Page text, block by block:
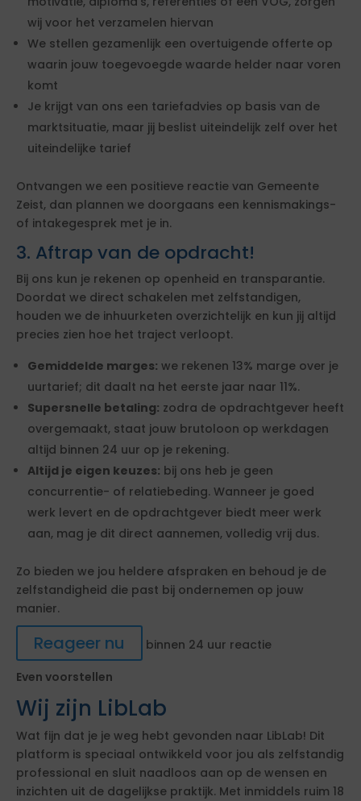
wij voor het verzamelen hiervan
We stellen gezamenlijk een overtuigende offerte op
waarin jouw toegevoegde waarde helder naar voren
komt
Je krijgt van ons een tariefadvies op basis van de
marktsituatie, maar jij beslist uiteindelijk zelf over het
uiteindelijke tarief
Ontvangen we een positieve reactie van Gemeente
Zeist, dan plannen we doorgaans een kennismakings-
of intakegesprek met je in.
3. Aftrap van de opdracht!
Bij ons kun je rekenen op openheid en transparantie.
Doordat we direct schakelen met zelfstandigen,
houden we de inhuurketen overzichtelijk en kun jij altijd
precies zien hoe het traject verloopt.
Gemiddelde marges: we rekenen 13% marge over je
uurtarief; dit daalt na het eerste jaar naar 11%.
Supersnelle betaling: zodra de opdrachtgever heeft
overgemaakt, staat jouw brutoloon op werkdagen
altijd binnen 24 uur op je rekening.
Altijd je eigen keuzes: bij ons heb je geen
concurrentie- of relatiebeding. Wanneer je goed
werk levert en de opdrachtgever biedt meer werk
aan, mag je dit direct aannemen, volledig vrij dus.
Zo bieden we jou heldere afspraken en behoud je de
zelfstandigheid die past bij ondernemen op jouw
manier.
Reageer nu
binnen 24 uur reactie
Even voorstellen
Wij zijn LibLab
Wat fijn dat je je weg hebt gevonden naar LibLab! Dit
platform is speciaal ontwikkeld voor jou als zelfstandig
professional en sluit naadloos aan op de wensen en
inzichten uit de dagelijkse praktijk. Met inmiddels ruim 18